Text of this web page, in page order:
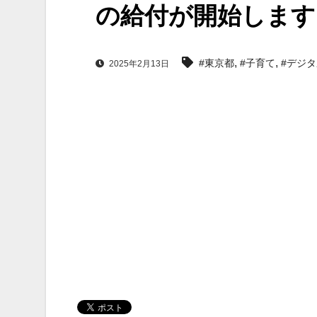
の給付が開始します
2025年2月13日 #東京都, #子育て, #デジ